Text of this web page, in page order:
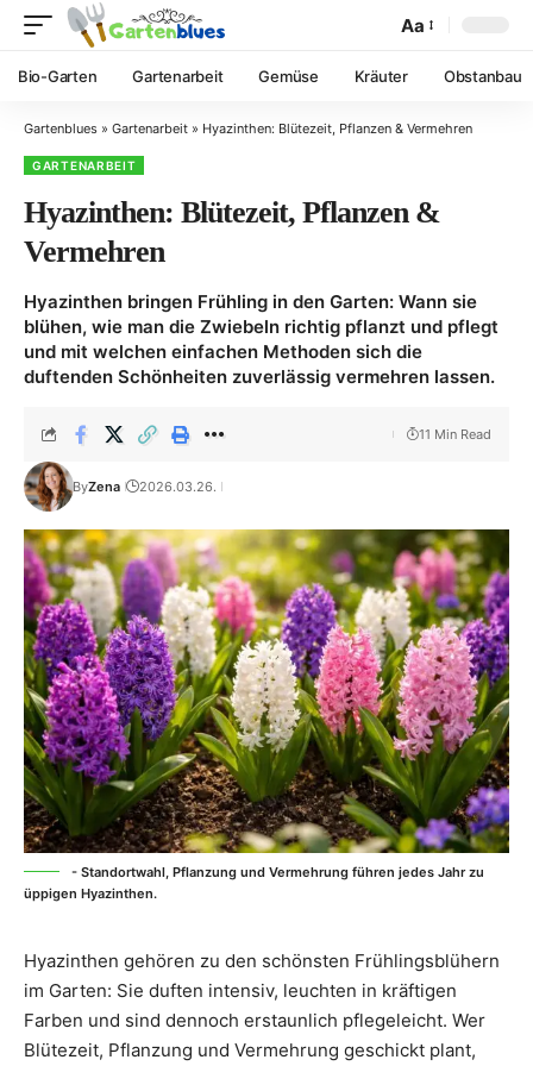
Aa
Bio-Garten Gartenarbeit Gemüse Kräuter Obstanbau
Gartenblues » Gartenarbeit » Hyazinthen: Blütezeit, Pflanzen & Vermehren
GARTENARBEIT
Hyazinthen: Blütezeit, Pflanzen &
Vermehren
Hyazinthen bringen Frühling in den Garten: Wann sie
blühen, wie man die Zwiebeln richtig pflanzt und pflegt
und mit welchen einfachen Methoden sich die
duftenden Schönheiten zuverlässig vermehren lassen.
ByZena 2026.03.26.
11 Min Read
- Standortwahl, Pflanzung und Vermehrung führen jedes Jahr zu
üppigen Hyazinthen.
Hyazinthen gehören zu den schönsten Frühlingsblühern
im Garten: Sie duften intensiv, leuchten in kräftigen
Farben und sind dennoch erstaunlich pflegeleicht. Wer
Blütezeit, Pflanzung und Vermehrung geschickt plant,